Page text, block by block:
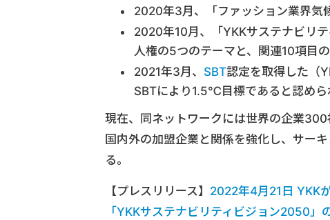
2020年3月、「ファッション業界気
2020年10月、「YKKサステナビリ
人権の5つのテーマと、関連10項目
2021年3月、 SBT認定を取得した（
SBTにより1.5℃目標であると認めら
現在、同ネットワークには世界の企業
国内外の加盟企業と関係を強化し、サー
る。
【プレスリリース】 2022年4月21日 YKK
「YKKサステナビリティビジョン2050」